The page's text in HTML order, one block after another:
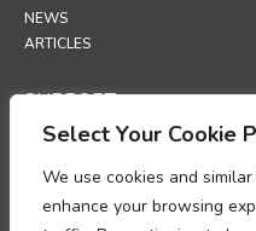
Select Your Cookie
We use cookies and
enhance your browsing
NEWS
ARTICLES
SUPPORT
TECHNICAL PORTAL
POLICIES
POLITYKA PRYWATNOŚCI